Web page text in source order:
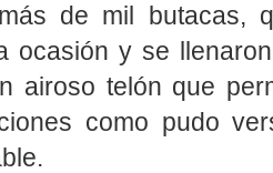
de mil butacas,
ocasión y se
airoso telón que
como pudo